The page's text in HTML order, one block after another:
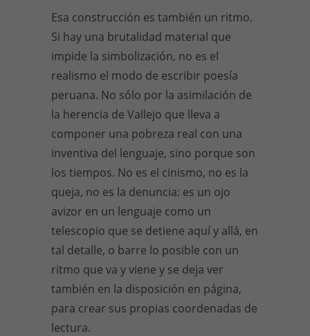
Esa construcción es también un ritmo.
Si hay una brutalidad material que
impide la simbolización, no es el
realismo el modo de escribir poesía
peruana. No sólo por la asimilación de
la herencia de Vallejo que lleva a
componer una pobreza real con una
inventiva del lenguaje, sino porque son
los tiempos. No es el cinismo, no es la
queja, no es la denuncia: es un ojo
avizor en un lenguaje como un
telescopio que se detiene aquí y allá, en
tal detalle, o barre lo posible con un
ritmo que va y viene y se deja ver
también en la disposición en página,
para crear sus propias coordenadas de
lectura.